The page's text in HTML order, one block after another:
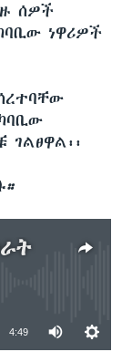
ሰዎች
ነዋሪዎች
4:49